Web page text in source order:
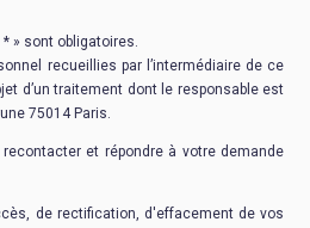
» sont obligatoires.
recueillies par l’intermédiaire de ce
d’un traitement dont le responsable est
75014 Paris.
et répondre à votre demande
de rectification, d'effacement de vos